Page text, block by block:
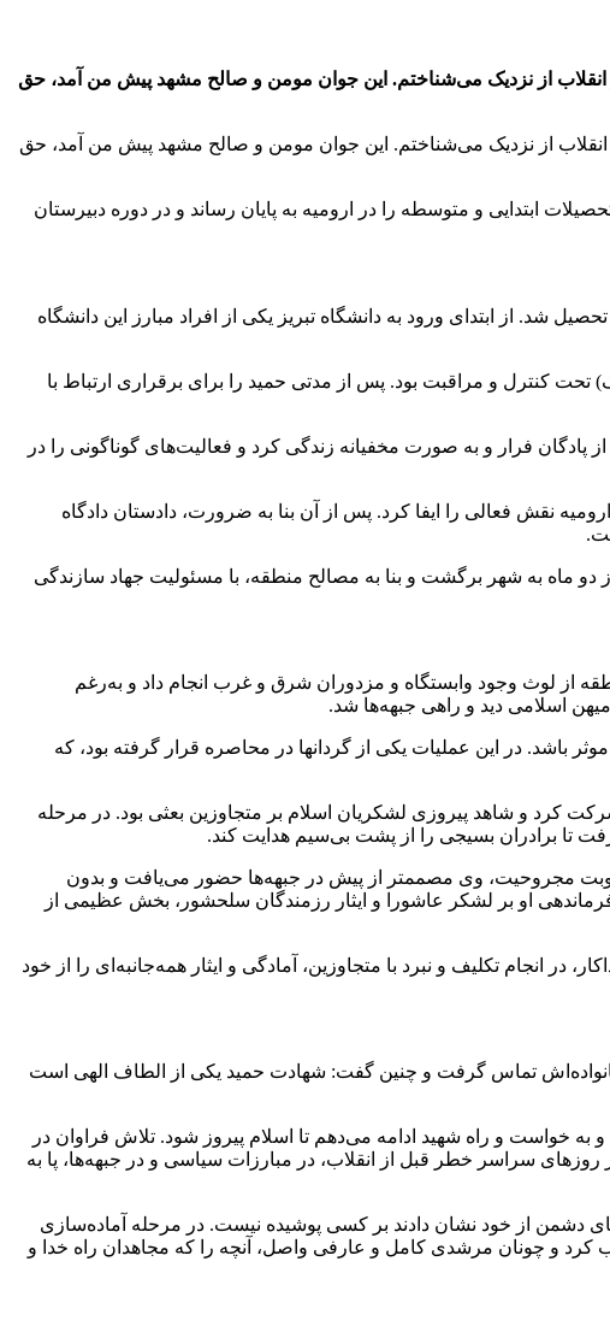
از نزدیک می‌شناختم. این جوان مومن و صالح مشهد پیش من آمد، حق
از نزدیک می‌شناختم. این جوان مومن و صالح مشهد پیش من آمد، حق
داد. تحصیلات ابتدایی و متوسطه را در ارومیه به پایان رساند و در دوره دبیرستان
شد. از ابتدای ورود به دانشگاه تبریز یکی از افراد مبارز این دانشگاه
کنترل و مراقبت بود. پس از مدتی حمید را برای برقراری ارتباط با
فرار و به صورت مخفیانه زندگی کرد و فعالیت‌های گوناگونی را در
نقش فعالی را ایفا کرد. پس از آن بنا به ضرورت، دادستان دادگاه
ماه به شهر برگشت و بنا به مصالح منطقه، با مسئولیت جهاد سازندگی
از لوث وجود وابستگاه و مزدوران شرق و غرب انجام داد و به‌رغم
اسلامی دید و راهی جبهه‌ها شد.
باشد. در این عملیات یکی از گردانها در محاصره قرار گرفته بود، که
کرد و شاهد پیروزی لشکریان اسلام بر متجاوزین بعثی بود. در مرحله
تا برادران بسیجی را از پشت بی‌سیم هدایت کند.
نوبت مجروحیت، وی مصممتر از پیش در جبهه‌ها حضور می‌یافت و بدون
او بر لشکر عاشورا و ایثار رزمندگان سلحشور، بخش عظیمی از
انجام تکلیف و نبرد با متجاوزین، آمادگی و ایثار همه‌جانبه‌ای را از خود
خانواده‌اش تماس گرفت و چنین گفت: شهادت حمید یکی از الطاف الهی است
خواست و راه شهید ادامه می‌دهم تا اسلام پیروز شود. تلاش فراوان در
سراسر خطر قبل از انقلاب، در مبارزات سیاسی و در جبهه‌ها، پا به
دشمن از خود نشان دادند بر کسی پوشیده نیست. در مرحله آماده‌سازی
کرد و چونان مرشدی کامل و عارفی واصل، آنچه را که مجاهدان راه خدا و